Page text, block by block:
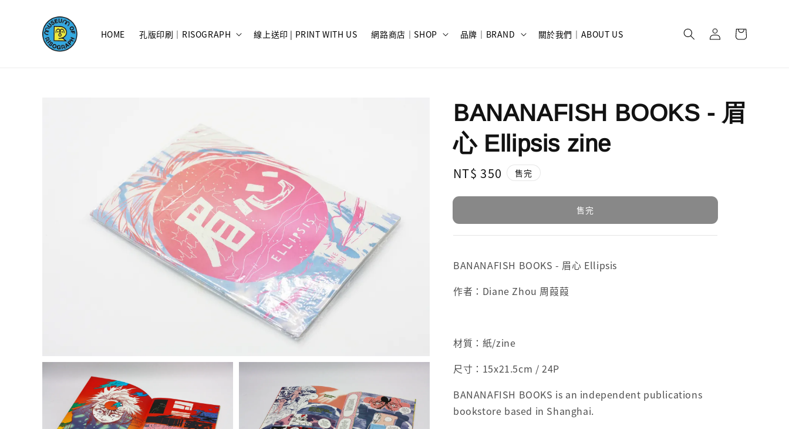
HOME 孔版印刷｜RISOGRAPH 線上送印 | PRINT WITH US 網路商店｜SHOP 品牌｜BRAND 關於我們｜ABOUT US
BANANAFISH BOOKS - 眉
心 Ellipsis zine
Regular
NT$ 350 售完
售完
BANANAFISH BOOKS - 眉心 Ellipsis
作者： Diane Zhou 周葭葭
材質：紙/zine
尺寸： 15x21.5cm / 24P
BANANAFISH BOOKS is an independent publications
bookstore based in Shanghai.